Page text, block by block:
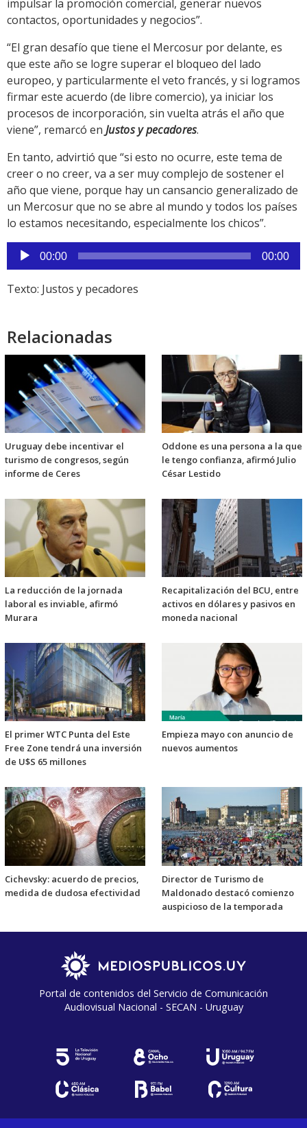
impulsar la promoción comercial, generar nuevos
contactos, oportunidades y negocios”.
“El gran desafío que tiene el Mercosur por delante, es
que este año se logre superar el bloqueo del lado
europeo, y particularmente el veto francés, y si logramos
firmar este acuerdo (de libre comercio), ya iniciar los
procesos de incorporación, sin vuelta atrás el año que
viene”, remarcó en Justos y pecadores.
En tanto, advirtió que “si esto no ocurre, este tema de
creer o no creer, va a ser muy complejo de sostener el
año que viene, porque hay un cansancio generalizado de
un Mercosur que no se abre al mundo y todos los países
lo estamos necesitando, especialmente los chicos”.
Reproductor
de
audio
00:00 00:00
Texto: Justos y pecadores
Relacionadas
Uruguay debe incentivar el
turismo de congresos, según
informe de Ceres
Oddone es una persona a la que
le tengo confianza, afirmó Julio
César Lestido
La reducción de la jornada
laboral es inviable, afirmó
Murara
Recapitalización del BCU, entre
activos en dólares y pasivos en
moneda nacional
El primer WTC Punta del Este
Free Zone tendrá una inversión
de U$S 65 millones
Empieza mayo con anuncio de
nuevos aumentos
Cichevsky: acuerdo de precios,
medida de dudosa efectividad
Director de Turismo de
Maldonado destacó comienzo
auspicioso de la temporada
Portal de contenidos del Servicio de Comunicación
Audiovisual Nacional - SECAN - Uruguay